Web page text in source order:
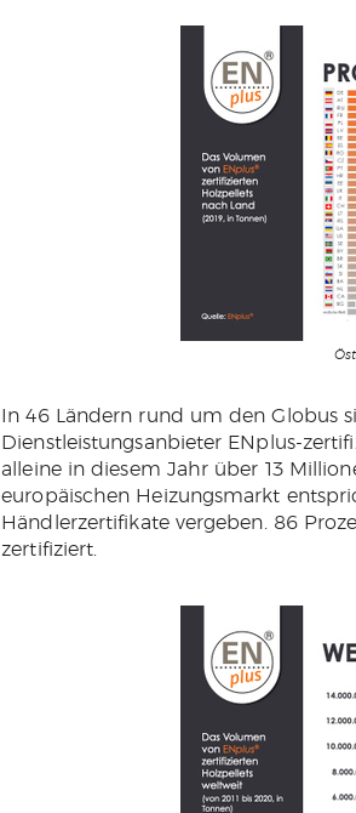
In 46 Ländern rund um den Globus
Dienstleistungsanbieter ENplus-
alleine in diesem Jahr über 13
europäischen Heizungsmarkt
Händlerzertifikate vergeben. 86
zertifiziert.